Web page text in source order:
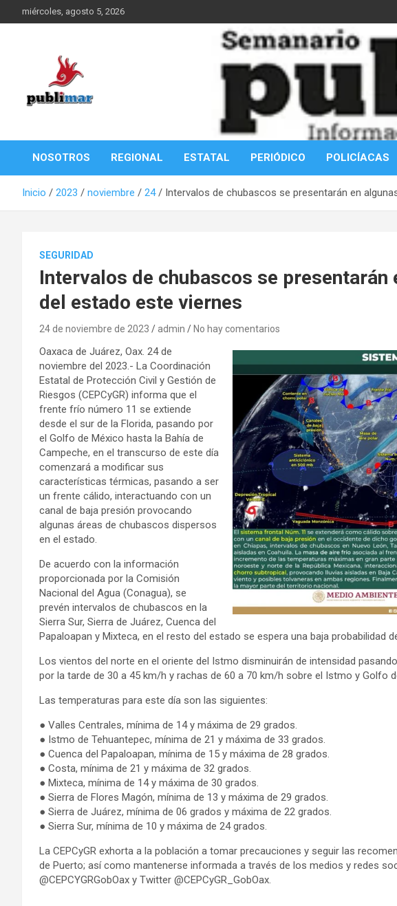
al
miércoles, agosto 5, 2026
PubliMar
NOSOTROS REGIONAL ESTATAL PERIÓDICO POLICÍACAS
Inicio 2023 noviembre 24 Intervalos de chubascos se presentarán en
SEGURIDAD
Intervalos de chubascos se presentarán
del estado este viernes
24 de noviembre de 2023 admin No hay comentarios
Oaxaca de Juárez, Oax. 24 de
noviembre del 2023.- La Coordinación
Estatal de Protección Civil y Gestión de
Riesgos (CEPCyGR) informa que el
frente frío número 11 se extiende
desde el sur de la Florida, pasando por
el Golfo de México hasta la Bahía de
Campeche, en el transcurso de este día
comenzará a modificar sus
características térmicas, pasando a ser
un frente cálido, interactuando con un
canal de baja presión provocando
algunas áreas de chubascos dispersos
en el estado.
De acuerdo con la información
proporcionada por la Comisión
Nacional del Agua (Conagua), se
prevén intervalos de chubascos en la
Sierra Sur, Sierra de Juárez, Cuenca del
Papaloapan y Mixteca, en el resto del estado se espera una baja probabilidad
Los vientos del norte en el oriente del Istmo disminuirán de intensidad
por la tarde de 30 a 45 km/h y rachas de 60 a 70 km/h sobre el Istmo y Golfo
Las temperaturas para este día son las siguientes:
● Valles Centrales, mínima de 14 y máxima de 29 grados.
● Istmo de Tehuantepec, mínima de 21 y máxima de 33 grados.
● Cuenca del Papaloapan, mínima de 15 y máxima de 28 grados.
● Costa, mínima de 21 y máxima de 32 grados.
● Mixteca, mínima de 14 y máxima de 30 grados.
● Sierra de Flores Magón, mínima de 13 y máxima de 29 grados.
● Sierra de Juárez, mínima de 06 grados y máxima de 22 grados.
● Sierra Sur, mínima de 10 y máxima de 24 grados.
La CEPCyGR exhorta a la población a tomar precauciones y seguir las
de Puerto; así como mantenerse informada a través de los medios y redes
@CEPCYGRGobOax y Twitter @CEPCyGR_GobOax.